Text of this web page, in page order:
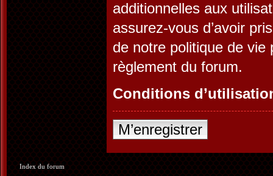
additionnelles aux
assurez-vous d’avoir
de notre politique de vie
règlement du forum.
Conditions
M’enregistrer
Index du forum